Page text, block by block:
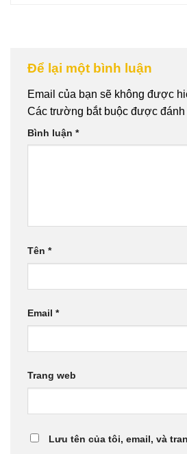
Để lại một bình luận
Email của bạn sẽ không được
Các trường bắt buộc được đánh
Bình luận *
Tên *
Email *
Trang web
Lưu tên của tôi, email, và